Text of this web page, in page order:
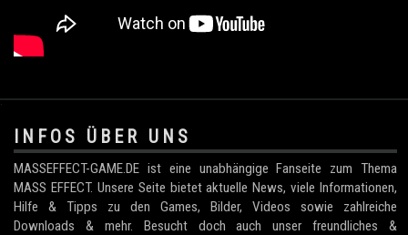
.
INFOS ÜBER UNS
MASSEFFECT-GAME.DE ist eine unabhängige Fanseite zum Thema
MASS EFFECT. Unsere Seite bietet aktuelle News, viele Informationen,
Hilfe & Tipps zu den Games, Bilder, Videos sowie zahlreiche
Downloads & mehr. Besucht doch auch unser freundliches &